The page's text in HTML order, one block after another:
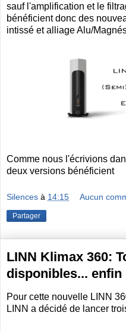
sauf l'amplification et le
bénéficient donc des
intissé et alliage Alu/
Comme nous l'écrivions
deux versions bénéficient
Silences à 14:15 Aucun
Partager
LINN Klimax 360:
disponibles... enfin
Pour cette nouvelle LINN
LINN a décidé de lancer